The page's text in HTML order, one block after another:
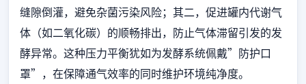
缝隙倒灌，避免杂菌污染风险；其二，促进罐内代谢气
体（如二氧化碳）的顺畅排出，防止气体滞留引发的发
酵异常。这种压力平衡犹如为发酵系统佩戴”防护口
罩”，在保障通气效率的同时维护环境纯净度。